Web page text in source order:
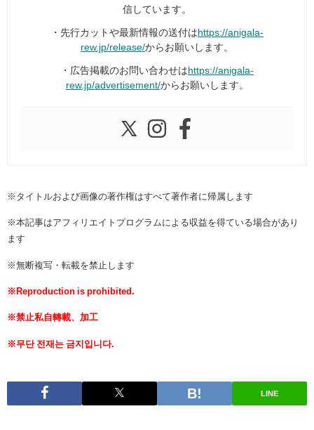
信しています。
・先行カットや最新情報の送付はhttps://anigala-
rew.jp/release/からお願いします。
・広告掲載のお問い合わせはhttps://anigala-
rew.jp/advertisement/からお願いします。
※タイトルおよび画像の著作権はすべて著作者に帰属します
※本記事はアフィリエイトプログラムによる収益を得ている場合があり
ます
※無断複写・転載を禁止します
※Reproduction is prohibited.
※禁止私自轉載、加工
※무단 전재는 금지입니다.
LINE